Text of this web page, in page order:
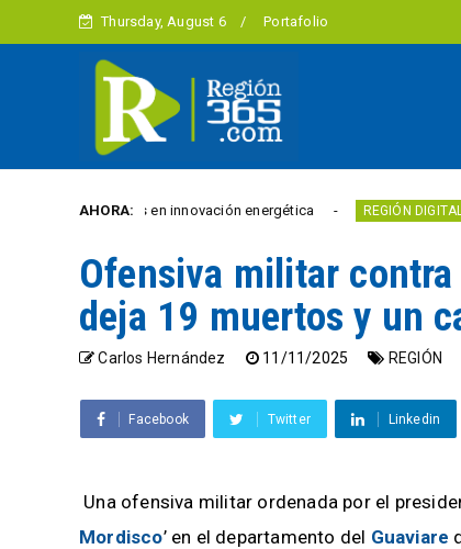
Thursday, August 6 Portafolio
AHORA:
euros en innovación energética REGIÓN DIGITAL
Ofensiva militar contra
deja 19 muertos y un
Carlos Hernández 11/11/2025 REGIÓN
Facebook Twitter Linkedin
Una ofensiva militar ordenada por el
Mordisco’ en el departamento del Guaviare